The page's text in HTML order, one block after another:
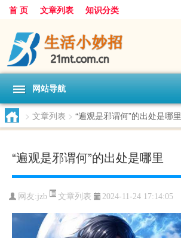
首 页 文章列表 知识分类
网站导航
> 文章列表 > “遍观是邪谓何”的出处是哪里
“遍观是邪谓何”的出处是哪里
网友:jzb 文章列表 2024-11-24 17:14:05